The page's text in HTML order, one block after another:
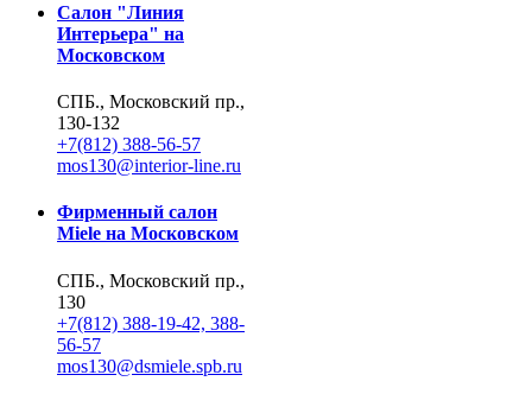
Салон "Линия
Интерьера" на
Московском
СПБ., Московский пр.,
130-132
+7(812) 388-56-57
mos130@interior-line.ru
Фирменный салон
Miele на Московском
СПБ., Московский пр.,
130
+7(812) 388-19-42, 388-
56-57
mos130@dsmiele.spb.ru